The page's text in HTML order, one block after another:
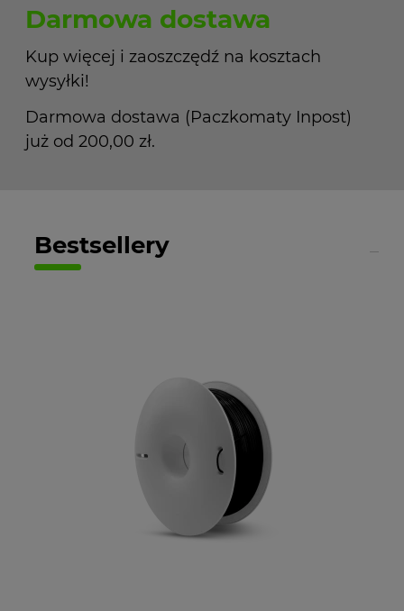
Darmowa dostawa
Kup więcej i zaoszczędź na kosztach
wysyłki!
Darmowa dostawa (Paczkomaty Inpost)
już od 200,00 zł.
Bestsellery